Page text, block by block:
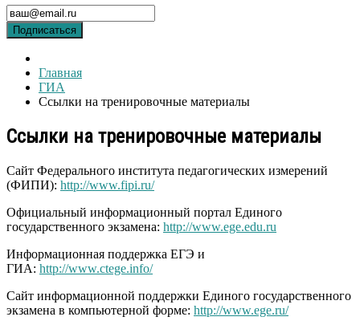
Подписаться
Главная
ГИА
Ссылки на тренировочные материалы
Ссылки на тренировочные материалы
Сайт Федерального института педагогических измерений
(ФИПИ): http://www.fipi.ru/
Официальный информационный портал Единого
государственного экзамена: http://www.ege.edu.ru
Информационная поддержка ЕГЭ и
ГИА: http://www.ctege.info/
Сайт информационной поддержки Единого государственного
экзамена в компьютерной форме: http://www.ege.ru/